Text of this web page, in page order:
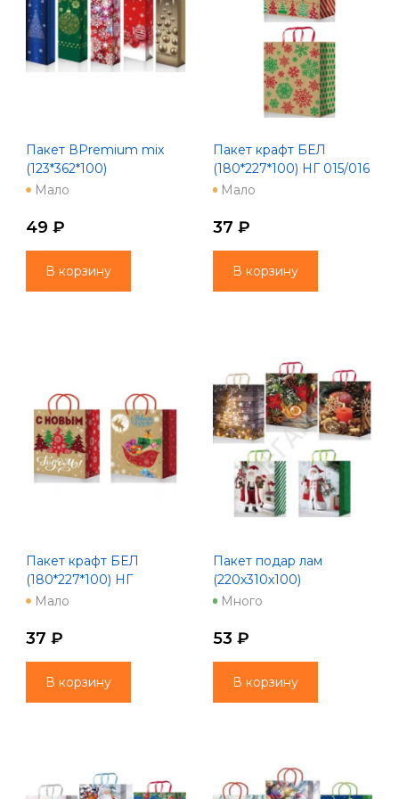
Пакет ВPremium mix
(123*362*100)
465/466/467/468/469
Мало
49 ₽
В корзину
Пакет крафт БЕЛ
(180*227*100) НГ 015/016
МK mix
Мало
37 ₽
В корзину
Пакет крафт БЕЛ
(180*227*100) НГ
023/024 МK mix
Мало
37 ₽
В корзину
Пакет подар лам
(220х310х100)
711/712/713/714/715 mix
Много
53 ₽
В корзину